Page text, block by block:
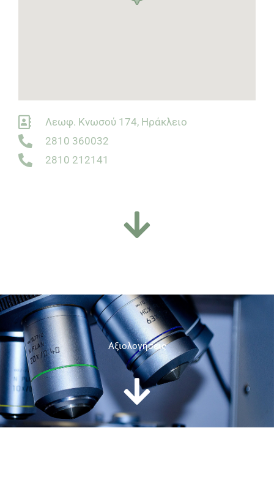
Λεωφ. Κνωσού 174, Ηράκλειο
2810 360032
2810 212141
Aξιολογήσεις